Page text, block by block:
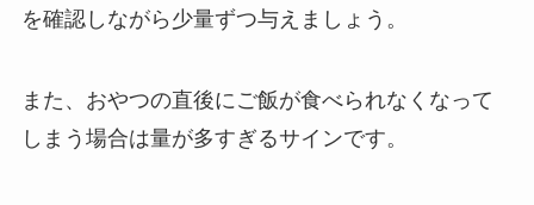
を確認しながら少量ずつ与えましょう。
また、おやつの直後にご飯が食べられなくなって
しまう場合は量が多すぎるサインです。